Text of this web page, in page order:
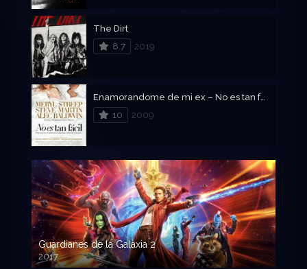
The Dirt
8.7
2019
Enamorandome de mi ex – No es tan fácil
10
2009
Guardianes de la Galaxia 2
2017
720p HD